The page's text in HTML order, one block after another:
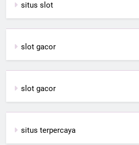
situs slot
slot gacor
slot gacor
situs terpercaya